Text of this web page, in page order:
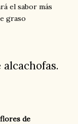
el sabor más
graso
de